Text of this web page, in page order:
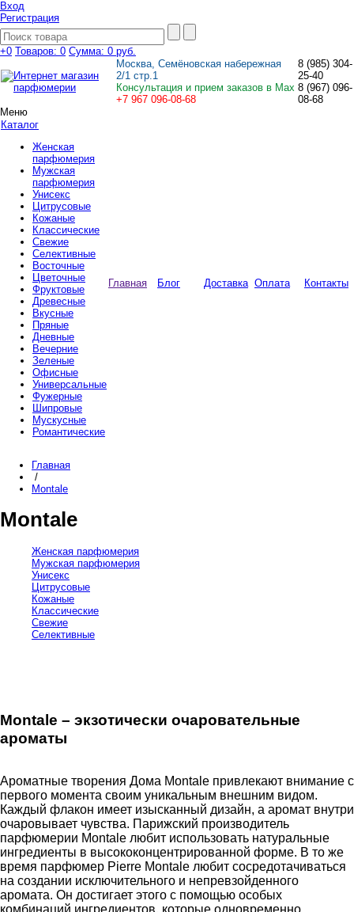
Вход
Регистрация
+0 Товаров: 0 Сумма: 0 руб.
Москва, Семёновская набережная
2/1 стр.1
Консультация и прием заказов в Max
+7 967 096-08-68
8 (985) 304-
25-40
8 (967) 096-
08-68
Меню
Каталог
Женская
парфюмерия
Мужская
парфюмерия
Унисекс
Цитрусовые
Кожаные
Классические
Свежие
Селективные
Восточные
Цветочные
Фруктовые
Древесные
Вкусные
Пряные
Дневные
Вечерние
Зеленые
Офисные
Универсальные
Фужерные
Шипровые
Мускусные
Романтические
Главная Блог Доставка Оплата Контакты
Главная
/
Montale
Montale
Женская парфюмерия
Мужская парфюмерия
Унисекс
Цитрусовые
Кожаные
Классические
Свежие
Селективные
Montale – экзотически очаровательные
ароматы
Ароматные творения Дома Montale привлекают внимание с
первого момента своим уникальным внешним видом.
Каждый флакон имеет изысканный дизайн, а аромат внутри
очаровывает чувства. Парижский производитель
парфюмерии Montale любит использовать натуральные
ингредиенты в высококонцентрированной форме. В то же
время парфюмер Pierre Montale любит сосредотачиваться
на создании исключительного и непревзойденного
аромата. Он достигает этого с помощью особых